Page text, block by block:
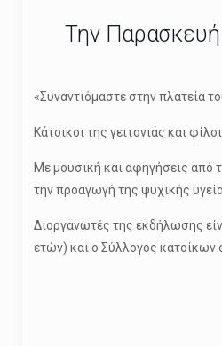
Την
«Συναντιόμαστε στην πλατεία
Κάτοικοι της γειτονιάς και
Με μουσική και αφηγήσεις από
την προαγωγή της ψυχικής
Διοργανωτές της εκδήλωσης
ετών) και ο Σύλλογος κατοίκων